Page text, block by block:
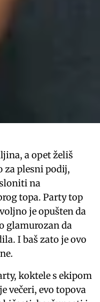
a opet želiš
za plesni podij,
na
topa. Party top
je opušten da
glamurozan da
I baš zato je ovo
koktele s ekipom
večeri, evo topova